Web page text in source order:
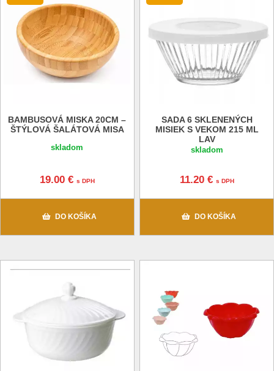
BAMBUSOVÁ MISKA 20CM –
ŠTÝLOVÁ ŠALÁTOVÁ MISA
skladom
19.00 € s DPH
DO KOŠÍKA
SADA 6 SKLENENÝCH
MISIEK S VEKOM 215 ML
LAV
skladom
11.20 € s DPH
DO KOŠÍKA